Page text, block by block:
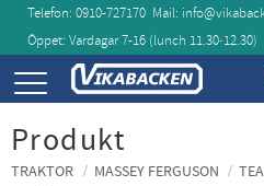
Meny
Telefon: 0910-727170 Mail:
Öppet: Vardagar 7-16 (lunch 11.30‑12.30)
Produkt
TRAKTOR MASSEY FERGUSON